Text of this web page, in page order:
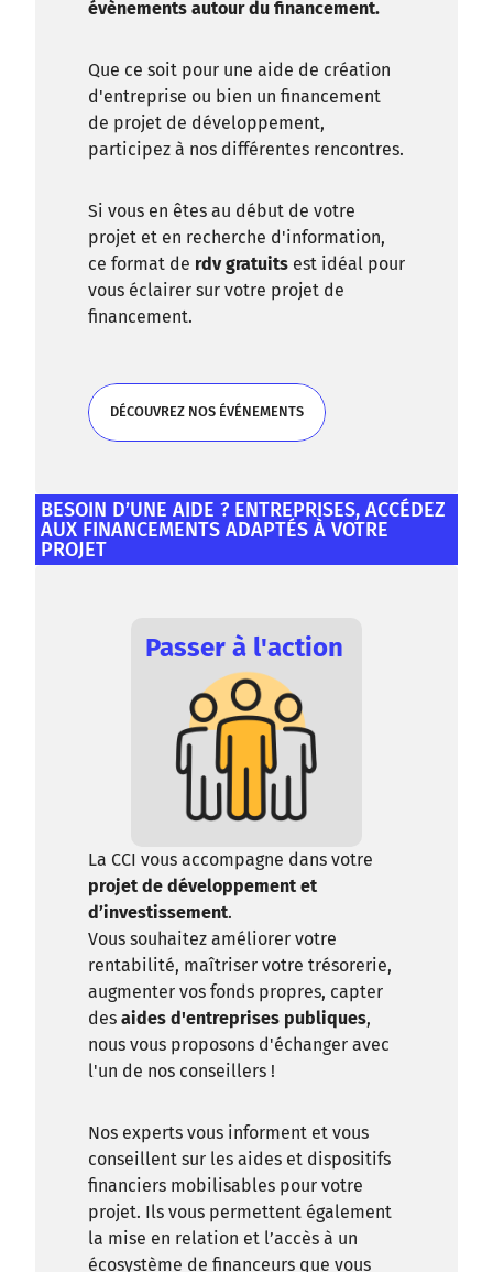
évènements autour du financement.
Que ce soit pour une aide de création
d'entreprise ou bien un financement
de projet de développement,
participez à nos différentes rencontres.
Si vous en êtes au début de votre
projet et en recherche d'information,
ce format de rdv gratuits est idéal pour
vous éclairer sur votre projet de
financement.
DÉCOUVREZ NOS ÉVÉNEMENTS
BESOIN D’UNE AIDE ? ENTREPRISES, ACCÉDEZ
AUX FINANCEMENTS ADAPTÉS À VOTRE
PROJET
Passer à l'action
La CCI vous accompagne dans votre
projet de développement et
d’investissement.
Vous souhaitez améliorer votre
rentabilité, maîtriser votre trésorerie,
augmenter vos fonds propres, capter
des aides d'entreprises publiques,
nous vous proposons d'échanger avec
l'un de nos conseillers !
Nos experts vous informent et vous
conseillent sur les aides et dispositifs
financiers mobilisables pour votre
projet. Ils vous permettent également
la mise en relation et l’accès à un
écosystème de financeurs que vous